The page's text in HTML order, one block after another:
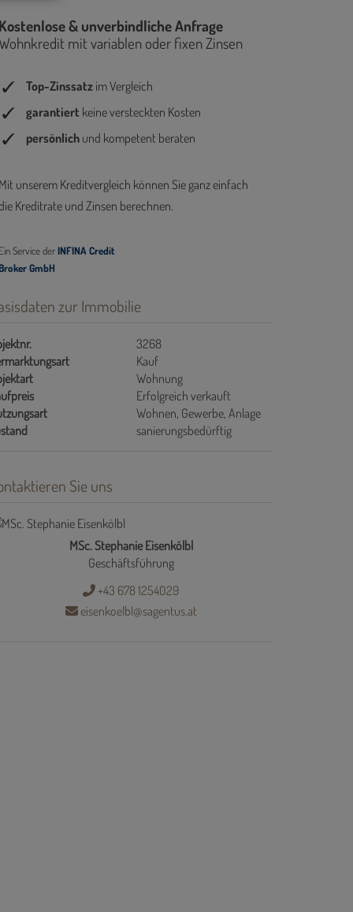
zur Immobilie
3268
Kauf
Wohnung
Erfolgreich verkauft
Wohnen Gewerbe Anlage
sanierungsbedürftig
Sie uns
MSc. Stephanie Eisenkölbl
Geschäftsführung
+43 678 1254029
eisenkoelbl@sagentus.at